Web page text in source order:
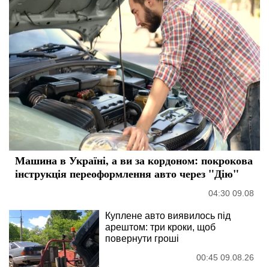
Машина в Україні, а ви за кордоном: покрокова
інструкція переоформлення авто через "Дію"
04:30 09.08
Куплене авто виявилось під
арештом: три кроки, щоб
повернути гроші
00:45 09.08.26